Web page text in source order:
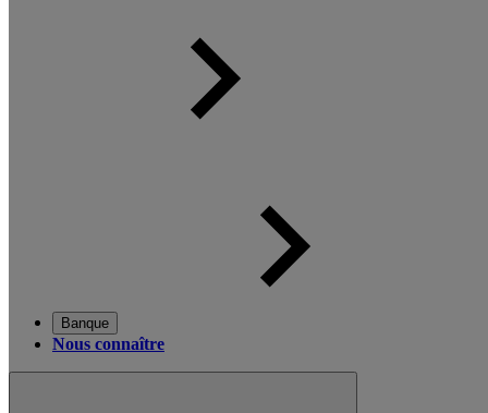
Banque
Nous connaître